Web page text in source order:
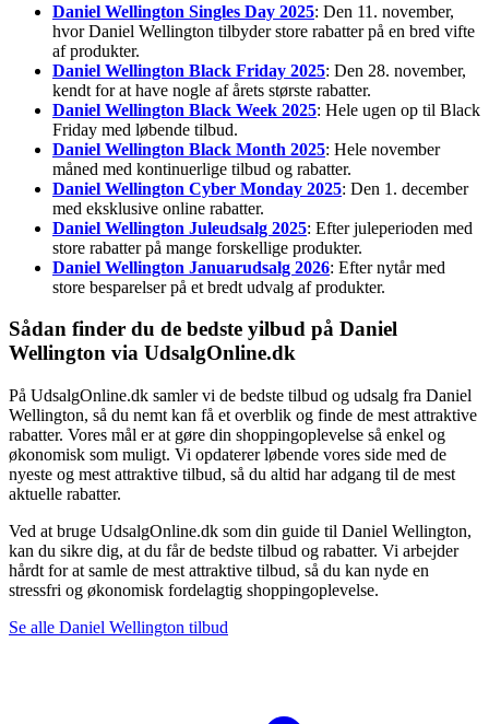
Daniel Wellington Singles Day 2025: Den 11. november,
hvor Daniel Wellington tilbyder store rabatter på en bred vifte
af produkter.
Daniel Wellington Black Friday 2025: Den 28. november,
kendt for at have nogle af årets største rabatter.
Daniel Wellington Black Week 2025: Hele ugen op til Black
Friday med løbende tilbud.
Daniel Wellington Black Month 2025: Hele november
måned med kontinuerlige tilbud og rabatter.
Daniel Wellington Cyber Monday 2025: Den 1. december
med eksklusive online rabatter.
Daniel Wellington Juleudsalg 2025: Efter juleperioden med
store rabatter på mange forskellige produkter.
Daniel Wellington Januarudsalg 2026: Efter nytår med
store besparelser på et bredt udvalg af produkter.
Sådan finder du de bedste yilbud på Daniel
Wellington via UdsalgOnline.dk
På UdsalgOnline.dk samler vi de bedste tilbud og udsalg fra Daniel
Wellington, så du nemt kan få et overblik og finde de mest attraktive
rabatter. Vores mål er at gøre din shoppingoplevelse så enkel og
økonomisk som muligt. Vi opdaterer løbende vores side med de
nyeste og mest attraktive tilbud, så du altid har adgang til de mest
aktuelle rabatter.
Ved at bruge UdsalgOnline.dk som din guide til Daniel Wellington,
kan du sikre dig, at du får de bedste tilbud og rabatter. Vi arbejder
hårdt for at samle de mest attraktive tilbud, så du kan nyde en
stressfri og økonomisk fordelagtig shoppingoplevelse.
Se alle Daniel Wellington tilbud